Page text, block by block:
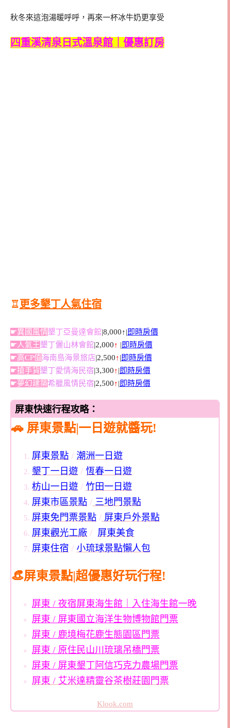
秋冬來這泡湯暖呼呼，再來一杯冰牛奶更享受
四重溪清泉日式溫泉館｜優惠訂房
♖ 更多墾丁人氣住宿
☛異國風情墾丁亞曼達會館|8,000↑|即時房價
☛人氣王墾丁儷山林會館|2,000↑ |即時房價
☛高CP值海南島海景旅店|2,500↑|即時房價
☛搶手貨墾丁愛情海民宿|3,300↑|即時房價
☛夢幻建築希臘風情民宿|2,500↑|即時房價
屏東快速行程攻略：
🚗 屏東景點|一日遊就醬玩!
屏東景點 / 潮洲一日遊
墾丁一日遊 / 恆春一日遊
枋山一日遊 / 竹田一日遊
屏東市區景點 / 三地門景點
屏東免門票景點 / 屏東戶外景點
屏東觀光工廠 / 屏東美食
屏東住宿 / 小琉球景點懶人包
👒屏東景點|超優惠好玩行程!
屏東 / 夜宿屏東海生館｜入住海生館一晚
屏東 / 屏東國立海洋生物博物館門票
屏東 / 鹿境梅花鹿生態園區門票
屏東 / 原住民山川琉璃吊橋門票
屏東 / 屏東墾丁阿信巧克力農場門票
屏東 / 艾米達精靈谷茶樹莊園門票
Klook.com